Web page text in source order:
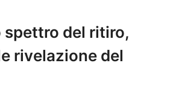
spettro del ritiro,
rivelazione del